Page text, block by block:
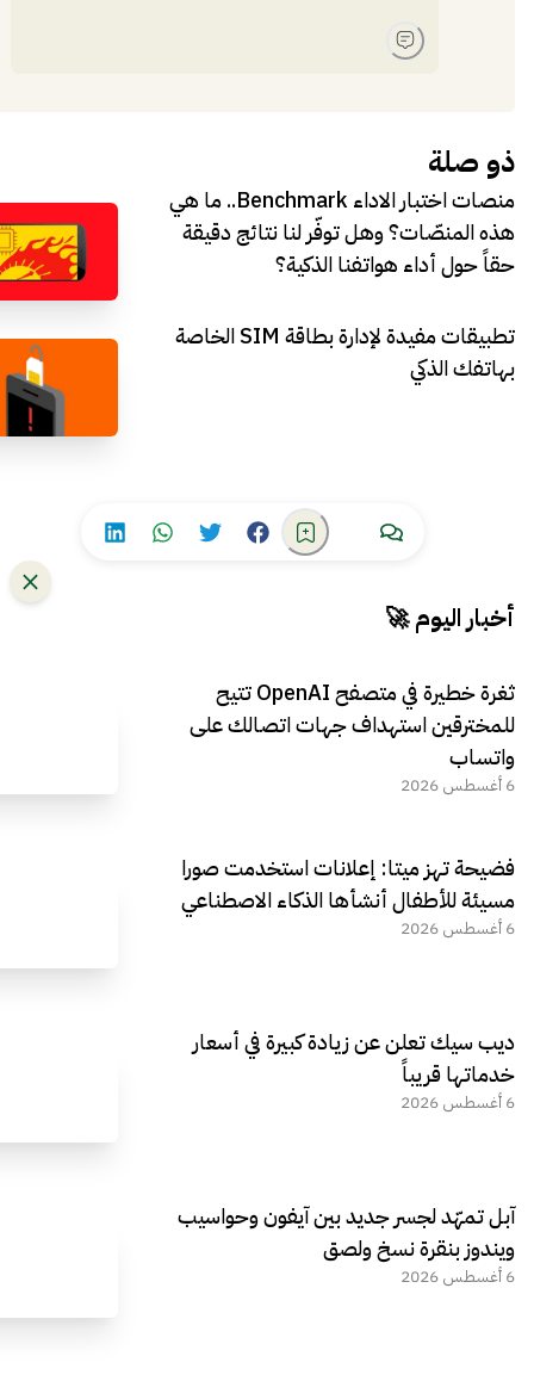
ذو صلة
منصات اختبار الاداء Benchmark.. ما هي
هذه المنصّات؟ وهل توفّر لنا نتائج دقيقة
حقاً حول أداء هواتفنا الذكية؟
تطبيقات مفيدة لإدارة بطاقة SIM الخاصة
بهاتفك الذكي
أخبار اليوم 🚀
ثغرة خطيرة في متصفح OpenAI تتيح
للمخترقين استهداف جهات اتصالك على
واتساب
6 أغسطس 2026
فضيحة تهز ميتا: إعلانات استخدمت صورا
مسيئة للأطفال أنشأها الذكاء الاصطناعي
6 أغسطس 2026
ديب سيك تعلن عن زيادة كبيرة في أسعار
خدماتها قريباً
6 أغسطس 2026
آبل تمهّد لجسر جديد بين آيفون وحواسيب
ويندوز بنقرة نسخ ولصق
6 أغسطس 2026